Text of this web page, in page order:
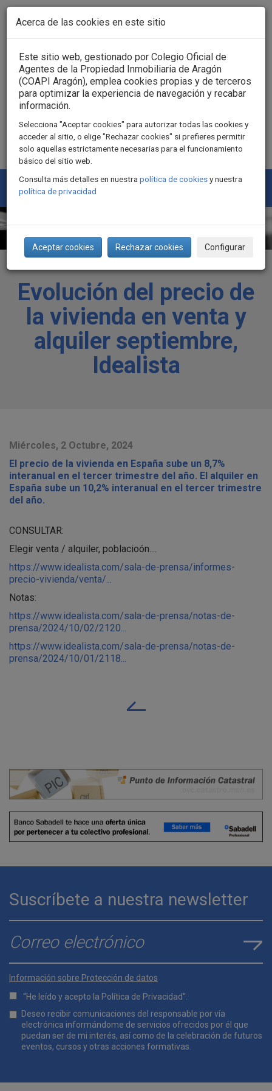
Pasar al contenido principal
Acceso usuarios
Evolución del precio de
la vivienda en venta y
alquiler septiembre,
Idealista
Miércoles, 2 Octubre, 2024
El precio de la vivienda en España sube un 8,7%
interanual en el tercer trimestre del año. El alquiler en
España sube un 10,2% interanual en el tercer trimestre
del año.
CONSULTAR:
Elegir venta / alquiler, poblacioón....
https://www.idealista.com/sala-de-prensa/informes-
precio-vivienda/venta/...
Notas:
https://www.idealista.com/sala-de-prensa/notas-de-
prensa/2024/10/02/2120...
https://www.idealista.com/sala-de-prensa/notas-de-
prensa/2024/10/01/2118...
Suscríbete a nuestra newsletter
E-mail*
Información sobre Protección de datos
“He leído y acepto la Política de Privacidad".
Lopd*
Deseo recibir comunicaciones del responsable por vía
electrónica informándome de servicios ofrecidos por él que
puedan ser de mi interés, así como de la celebración de futuros
eventos, cursos y otras acciones formativas.
Acerca de las cookies en este sitio
Este sitio web, gestionado por Colegio Oficial de
Agentes de la Propiedad Inmobiliaria de Aragón
(COAPI Aragón), emplea cookies propias y de terceros
para optimizar la experiencia de navegación y recabar
información.
Selecciona "Aceptar cookies" para autorizar todas las cookies y
acceder al sitio, o elige "Rechazar cookies" si prefieres permitir
solo aquellas estrictamente necesarias para el funcionamiento
básico del sitio web.
Consulta más detalles en nuestra política de cookiesy nuestra
política de privacidad
Aceptar cookies Rechazar cookies Configurar